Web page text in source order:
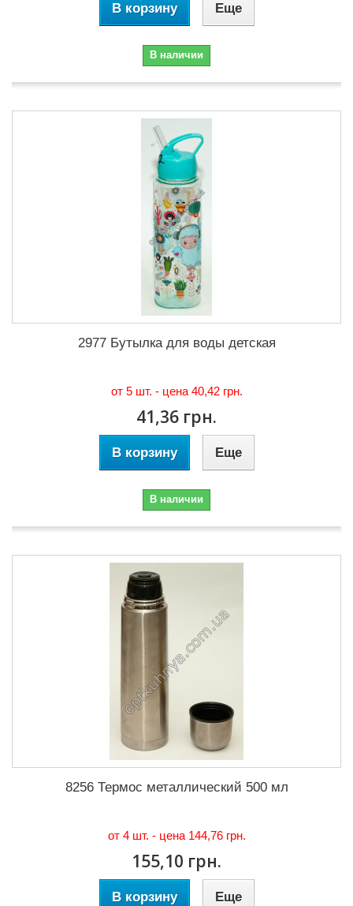
В корзину Еще
В наличии
2977 Бутылка для воды детская
от 5 шт. - цена 40,42 грн.
41,36 грн.
В корзину Еще
В наличии
8256 Термос металлический 500 мл
от 4 шт. - цена 144,76 грн.
155,10 грн.
В корзину Еще